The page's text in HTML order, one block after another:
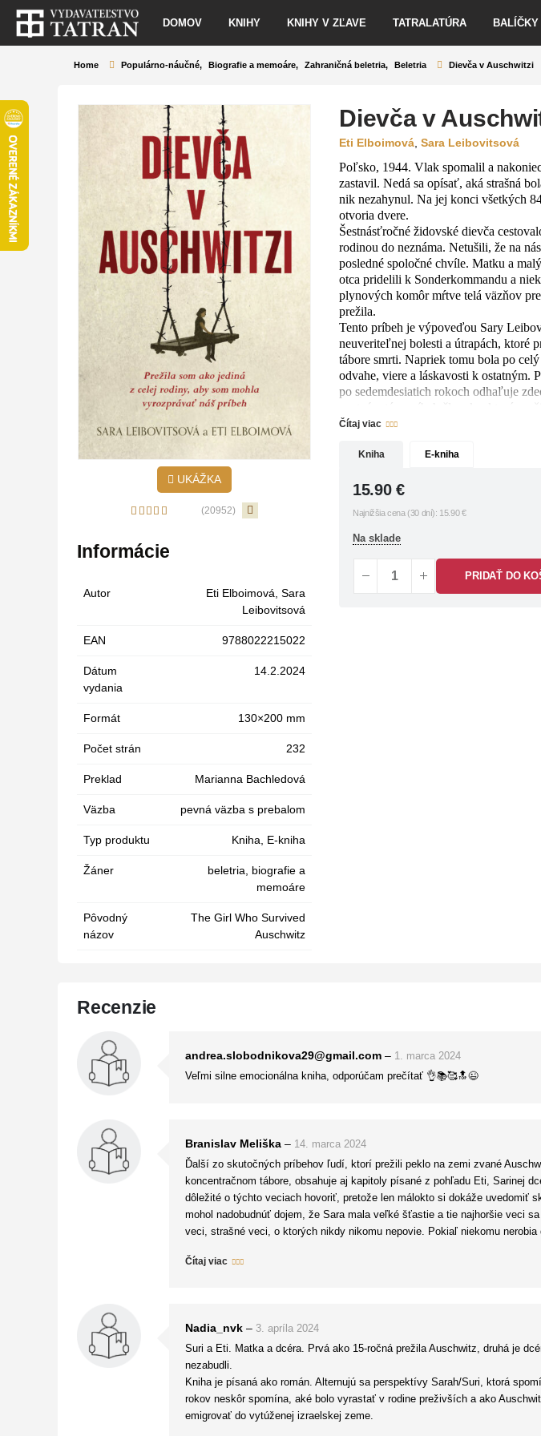
DOMOV KNIHY KNIHY V ZĽAVE TATRALATÚRA BALÍČKY
Home Populárno-náučné, Biografie a memoáre, Zahraničná beletria, Beletria Dievča v Auschwitzi
UKÁŽKA
(20952)
Informácie
Autor Eti Elboimová, Sara
Leibovitsová
EAN 9788022215022
Dátum
vydania
14.2.2024
Formát 130×200 mm
Počet strán 232
Preklad Marianna Bachledová
Väzba pevná väzba s prebalom
Typ produktu Kniha, E-kniha
Žáner beletria, biografie a
memoáre
Pôvodný
názov
The Girl Who Survived
Auschwitz
Dievča v
Eti Elboimová ,Sara Leibovitsová
Poľsko, 1944. Vlak spomalil a
zastavil. Nedá sa opísať, aká strašná
nik nezahynul. Na jej konci všetkých
otvoria dvere.
Šestnásťročné židovské dievča
rodinou do neznáma. Netušili, že na
posledné spoločné chvíle. Matku a
otca pridelili k Sonderkommandu a
plynových komôr mŕtve telá väzňov
prežila.
Tento príbeh je výpoveďou Sary
neuveriteľnej bolesti a útrapách, ktoré
tábore smrti. Napriek tomu bola po
odvahe, viere a láskavosti k ostatným.
po sedemdesiatich rokoch odhaľuje
uzatvára tým príbeh človeka, ktorý
Čítaj viac
Kniha E-kniha
15.90 €
Najnižšia cena (30 dní): 15.90 €
Na sklade
PRIDAŤ DO
Recenzie
andrea.slobodnikova29@gmail.com – 1. marca 2024
Veľmi silne emocionálna kniha, odporúčam prečítať 👌📚🥰🔝😉
Branislav Meliška – 14. marca 2024
Ďalší zo skutočných príbehov ľudí, ktorí prežili peklo na zemi zvané
koncentračnom tábore, obsahuje aj kapitoly písané z pohľadu Eti, Sarinej
dôležité o týchto veciach hovoriť, pretože len málokto si dokáže uvedomiť
mohol nadobudnúť dojem, že Sara mala veľké šťastie a tie najhoršie veci
veci, strašné veci, o ktorých nikdy nikomu nepovie. Pokiaľ niekomu
Čítaj viac
Nadia_nvk – 3. apríla 2024
Suri a Eti. Matka a dcéra. Prvá ako 15-ročná prežila Auschwitz, druhá je
nezabudli.
Kniha je písaná ako román. Alternujú sa perspektívy Sarah/Suri, ktorá
rokov neskôr spomína, aké bolo vyrastať v rodine preživších a ako
emigrovať do vytúženej izraelskej zeme.